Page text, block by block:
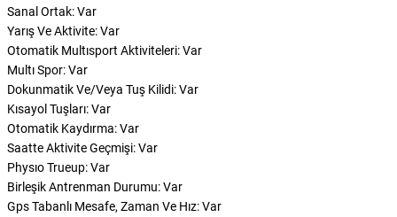
Sanal Ortak: Var
Yarış Ve Aktivite: Var
Otomatik Multısport Aktiviteleri: Var
Multı Spor: Var
Dokunmatik Ve/Veya Tuş Kilidi: Var
Kısayol Tuşları: Var
Otomatik Kaydırma: Var
Saatte Aktivite Geçmişi: Var
Physıo Trueup: Var
Birleşik Antrenman Durumu: Var
Gps Tabanlı Mesafe, Zaman Ve Hız: Var